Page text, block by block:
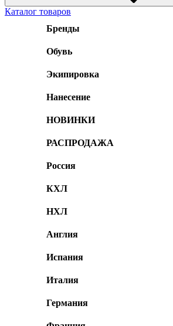
Каталог товаров
Бренды
Обувь
Экипировка
Нанесение
НОВИНКИ
РАСПРОДАЖА
Россия
КХЛ
НХЛ
Англия
Испания
Италия
Германия